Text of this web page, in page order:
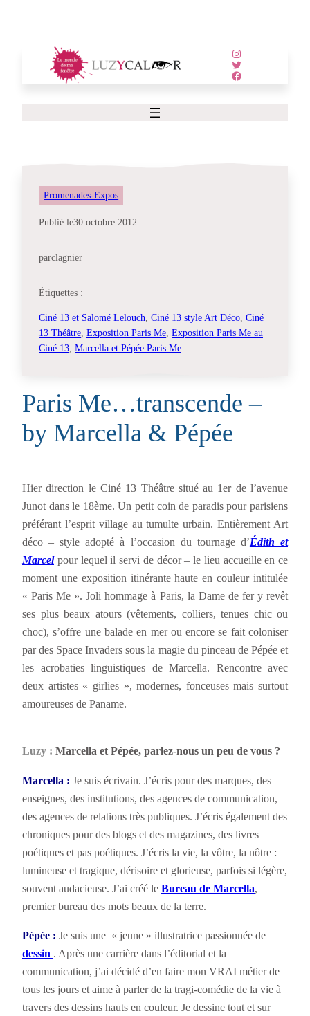
Instagram
Twitter
Facebook
Promenades-Expos
Publié le30 octobre 2012
parclagnier
Étiquettes :
Ciné 13 et Salomé Lelouch Ciné 13 style Art Déco Ciné
13 Théâtre Exposition Paris Me Exposition Paris Me au
Ciné 13 Marcella et Pépée Paris Me
Paris Me…transcende –
by Marcella & Pépée
Hier direction le Ciné 13 Théâtre situé au 1er de l’avenue
Junot dans le 18ème. Un petit coin de paradis pour parisiens
préférant l’esprit village au tumulte urbain. Entièrement Art
déco – style adopté à l’occasion du tournage d’Édith et
Marcelpour lequel il servi de décor – le lieu accueille en ce
moment une exposition itinérante haute en couleur intitulée
« Paris Me ». Joli hommage à Paris, la Dame de fer y revêt
ses plus beaux atours (vêtements, colliers, tenues chic ou
choc), s’offre une balade en mer ou encore se fait coloniser
par des Space Invaders sous la magie du pinceau de Pépée et
les acrobaties linguistiques de Marcella. Rencontre avec
deux artistes « girlies », modernes, fonceuses mais surtout
amoureuses de Paname.
Luzy : Marcella et Pépée, parlez-nous un peu de vous ?
Marcella : Je suis écrivain. J’écris pour des marques, des
enseignes, des institutions, des agences de communication,
des agences de relations très publiques. J’écris également des
chroniques pour des blogs et des magazines, des livres
poétiques et pas poétiques. J’écris la vie, la vôtre, la nôtre :
lumineuse et tragique, dérisoire et glorieuse, parfois si légère,
souvent audacieuse. J’ai créé le Bureau de Marcella,
premier bureau des mots beaux de la terre.
Pépée : Je suis une « jeune » illustratrice passionnée de
dessin . Après une carrière dans l’éditorial et la
communication, j’ai décidé d’en faire mon VRAI métier de
tous les jours et aime à parler de la tragi-comédie de la vie à
travers des dessins hauts en couleur. Je dessine tout et sur